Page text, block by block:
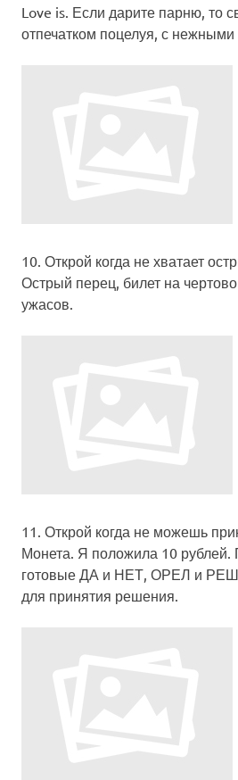
Love is. Если дарите парню, то
отпечатком поцелуя, с нежными
10. Открой когда не хватает
Острый перец, билет на
ужасов.
11. Открой когда не можешь
Монета. Я положила 10
готовые ДА и НЕТ, ОРЕЛ и
для принятия решения.